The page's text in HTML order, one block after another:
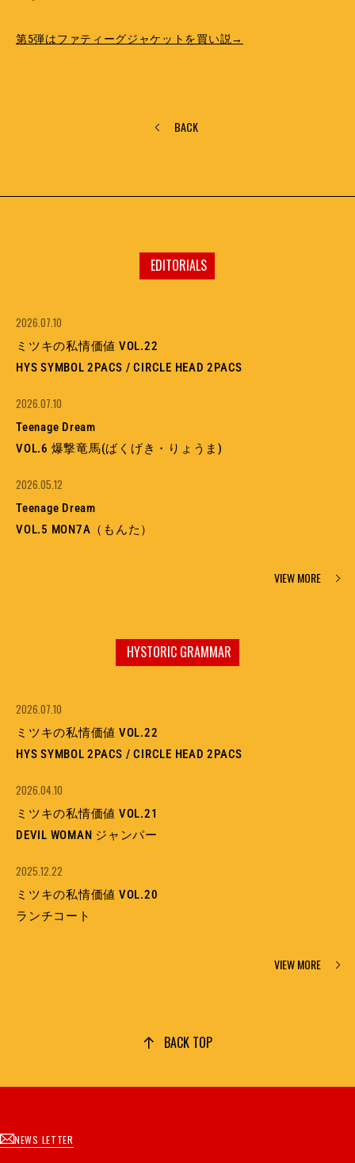
第5弾はファティーグジャケットを買い説→
BACK
EDITORIALS
2026.07.10
ミツキの私情価値 VOL.22
HYS SYMBOL 2PACS / CIRCLE HEAD 2PACS
2026.07.10
Teenage Dream
VOL.6 爆撃竜馬(ばくげき・りょうま)
2026.05.12
Teenage Dream
VOL.5 MON7A（もんた）
VIEW MORE
HYSTORIC GRAMMAR
2026.07.10
ミツキの私情価値 VOL.22
HYS SYMBOL 2PACS / CIRCLE HEAD 2PACS
2026.04.10
ミツキの私情価値 VOL.21
DEVIL WOMAN ジャンパー
2025.12.22
ミツキの私情価値 VOL.20
ランチコート
VIEW MORE
BACK TOP
NEWS LETTER